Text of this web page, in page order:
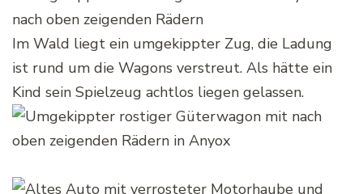
Im Wald liegt ein umgekippter Zug, die Ladung
ist rund um die Wagons verstreut. Als hätte ein
Kind sein Spielzeug achtlos liegen gelassen.